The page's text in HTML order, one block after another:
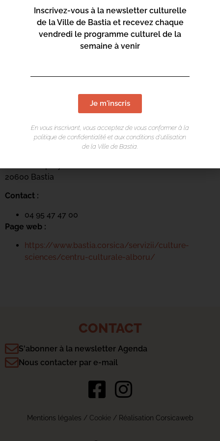
Catherine Jeandel, Docteur émérite CNRS
et océanographe, étudie la géochimie marine, afin de
contribuer à comprendre le fonctionnement de l’océan.
LIEU DE L'ÉVÉNEMENT
Centru culturale Alb’Oru
20600 Bastia
Contact :
04 95 47 47 00
Page web :
https://www.bastia.corsica/servizii/culture-
sciences/centru-culturale-alboru/
CONTACT
S'abonner à la newsletter Agenda
Nous contacter par e-mail
Mentions légales / Cookie/ Réalisation Corsicaweb
Inscrivez-vous à la newsletter culturelle
de la Ville de Bastia et recevez chaque
vendredi le programme culturel de la
semaine à venir
Je m'inscris
En vous inscrivant, vous acceptez de vous conformer à la
politique de confidentialité et aux conditions d’utilisation
de la Ville de Bastia.